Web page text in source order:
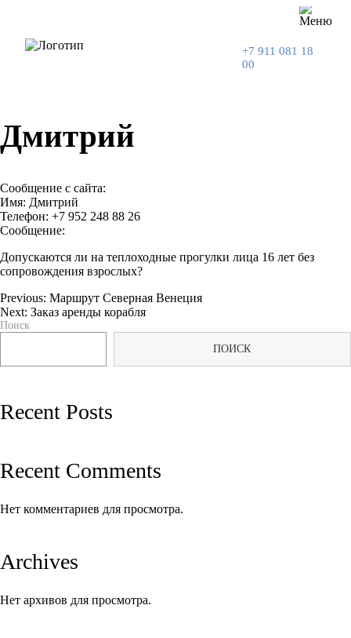
+7 911 081 18
00
Дмитрий
Сообщение с сайта:
Имя: Дмитрий
Телефон: +7 952 248 88 26
Сообщение:
Допускаются ли на теплоходные прогулки лица 16 лет без
сопровождения взрослых?
Навигация
записям
Previous: Маршрут Северная Венеция
Next: Заказ аренды корабля
Поиск
ПОИСК
Recent Posts
Recent Comments
Нет комментариев для просмотра.
Archives
Нет архивов для просмотра.